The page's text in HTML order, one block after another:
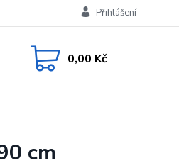
Přihlášení
0,00 Kč
cm